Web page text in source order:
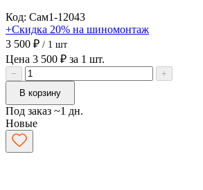
Код: Сам1-12043
+Скидка 20% на шиномонтаж
3 500 ₽ / 1 шт
Цена 3 500 ₽ за 1 шт.
−
+
В корзину
Под заказ ~1 дн.
Новые